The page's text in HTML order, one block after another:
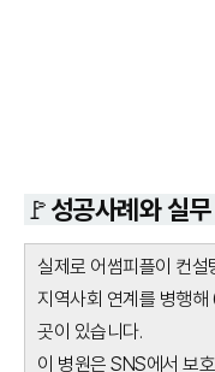
🚩성공사례와 실
실제로 어썸피플이 컨
지역사회 연계를 병행
곳이 있습니다.
이 병원은 SNS에서 보